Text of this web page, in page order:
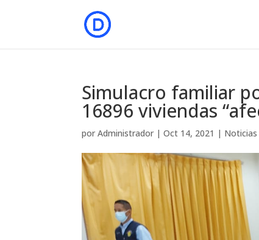
Simulacro familiar
16896 viviendas
porAdministrador |Oct 14, 2021 | Noticias